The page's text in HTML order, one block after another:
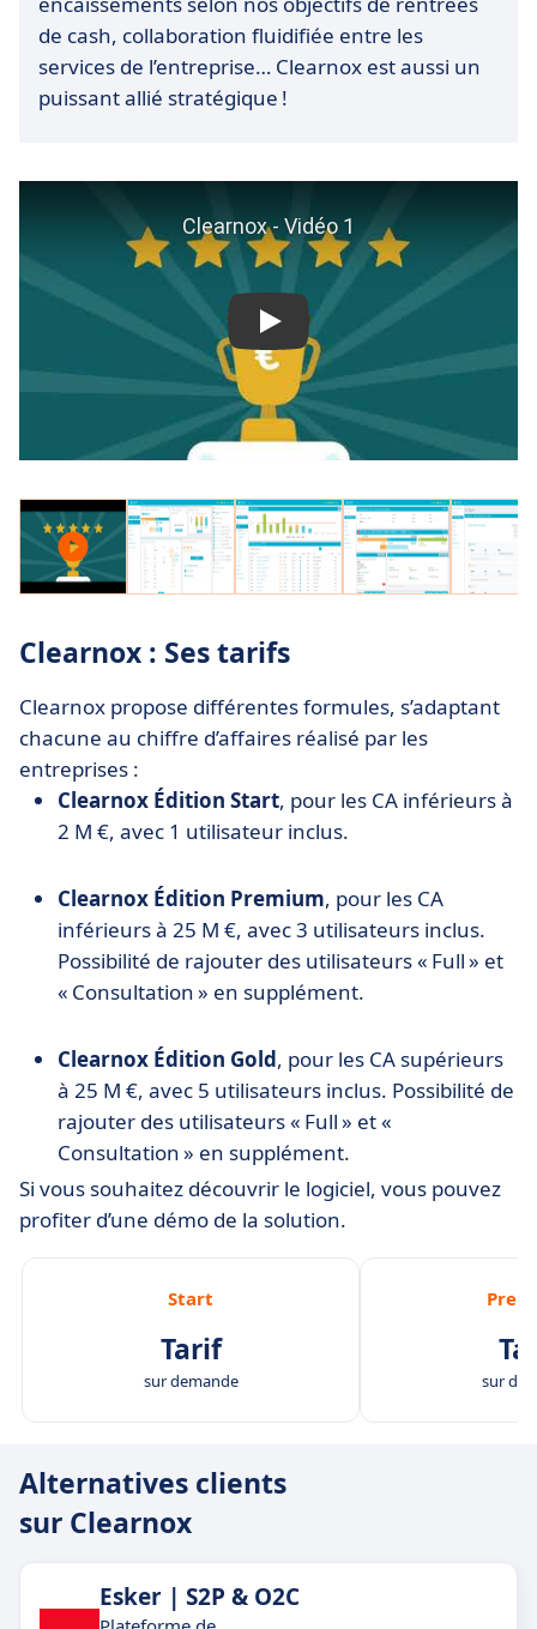
de cash, collaboration fluidifiée entre les
services de l’entreprise… Clearnox est aussi un
puissant allié stratégique !
Clearnox : Ses tarifs
Clearnox propose différentes formules, s’adaptant
chacune au chiffre d’affaires réalisé par les
entreprises :
Clearnox Édition Start, pour les CA inférieurs à
2 M €, avec 1 utilisateur inclus.
Clearnox Édition Premium, pour les CA
inférieurs à 25 M €, avec 3 utilisateurs inclus.
Possibilité de rajouter des utilisateurs « Full » et
« Consultation » en supplément.
Clearnox Édition Gold, pour les CA supérieurs
à 25 M €, avec 5 utilisateurs inclus. Possibilité de
rajouter des utilisateurs « Full » et «
Consultation » en supplément.
Si vous souhaitez découvrir le logiciel, vous pouvez
profiter d’une démo de la solution.
Start
Tarif
sur demande sur
Alternatives clients
sur Clearnox
Esker | S2P & O2C